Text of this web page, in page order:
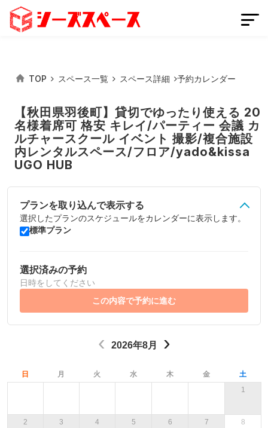
会員登録 スペースを掲載する
ログイン
条件から探す
都道府県から探す
シーズスペースについて
プライバシーポリシー
利用規約
TOP スペース一覧 スペース詳細 予約カレンダー
【秋田県羽後町】貸切でゆったり使える 20
名様着席可 格安 キレイ/パーティー 会議 カ
ルチャースクール イベント 撮影/複合施設
内レンタルスペース/フロア/yado&kissa
UGO HUB
‹ 2026年8月 ›
日 月 火 水 木 金
土
1
2 3 4 5 6 7 8
プランを取り込んで表示する
選択したプランのスケジュールをカレンダーに表示します。
標準プラン
選択済みの予約
日時をしてください
この内容で予約に進む